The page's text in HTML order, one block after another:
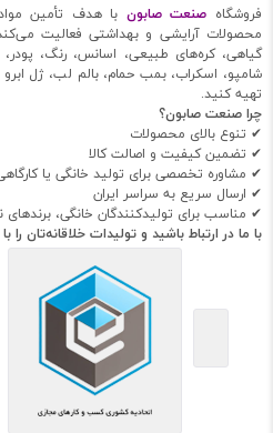
فروشگاه صنعت صابون با هدف تأمین
محصولات آرایشی و بهداشتی فعالیت
گیاهی، کره‌های طبیعی، اسانس، رنگ،
شامپو، اسکراب، بمب حمام، بالم لب، ژل
تهیه کنید.
چرا صنعت صابون؟
✔ تنوع بالای محصولات
✔ تضمین کیفیت و اصالت کالا
✔ مشاوره تخصصی برای تولید خانگی یا
✔ ارسال سریع به سراسر ایران
✔ مناسب برای تولیدکنندگان خانگی، برندهای
با ما در ارتباط باشید و تولیدات خلاقانه‌تان